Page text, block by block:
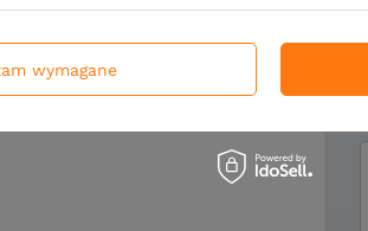
wymagane